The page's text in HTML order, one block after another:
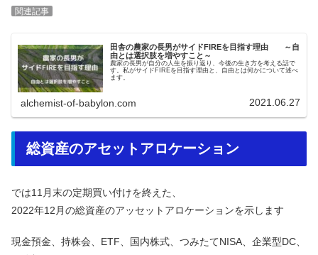
関連記事
田舎の農家の長男がサイドFIREを目指す理由 ～自
由とは選択肢を増やすこと～
農家の長男が自分の人生を振り返り、今後の生き方を考える話で
す。私がサイドFIREを目指す理由と、自由とは何かについて述べ
ます。
alchemist-of-babylon.com 2021.06.27
総資産のアセットアロケーション
では11月末の定期買い付けを終えた、
2022年12月の総資産のアッセットアロケーションを示します
現金預金、持株会、ETF、国内株式、つみたてNISA、企業型DC、